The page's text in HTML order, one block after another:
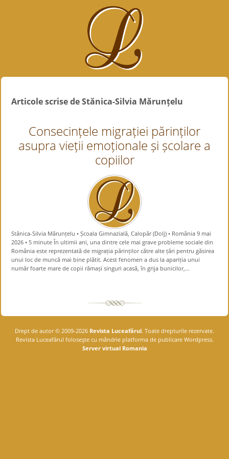
Articole scrise de Stănica-Silvia Mărunțelu
Consecințele migrației părinților
asupra vieții emoționale și școlare a
copiilor
Stănica-Silvia Mărunțelu • Școala Gimnazială, Calopăr (Dolj) • România 9 mai
2026 • 5 minute În ultimii ani, una dintre cele mai grave probleme sociale din
România este reprezentată de migrația părinților către alte țări pentru găsirea
unui loc de muncă mai bine plătit. Acest fenomen a dus la apariția unui
număr foarte mare de copii rămași singuri acasă, în grija bunicilor,...
Drept de autor © 2009-2026 Revista Luceafărul. Toate drepturile rezervate.
Revista Luceafărul foloseşte cu mândrie platforma de publicare Wordpress.
Server virtual Romania